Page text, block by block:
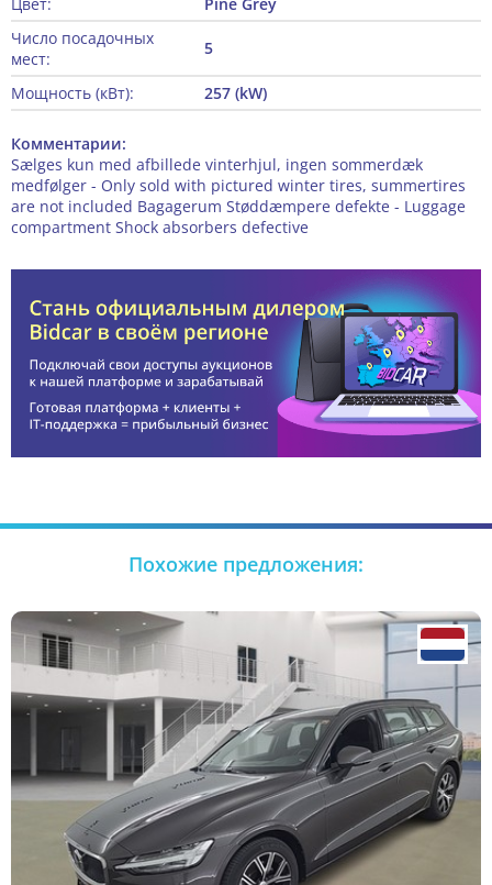
Число посадочных
мест:
5
Мощность (кВт): 257 (kW)
Комментарии:
Sælges kun med afbillede vinterhjul, ingen sommerdæk
medfølger - Only sold with pictured winter tires, summertires
are not included Bagagerum Støddæmpere defekte - Luggage
compartment Shock absorbers defective
Похожие предложения: